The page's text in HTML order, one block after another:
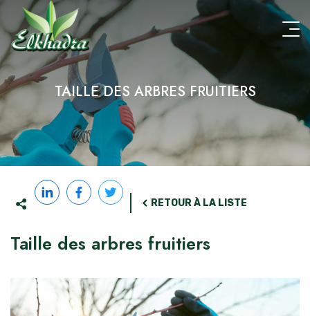
contenu
principal
TAILLE DES ARBRES FRUITIERS
RETOUR À LA LISTE
Taille des arbres fruitiers